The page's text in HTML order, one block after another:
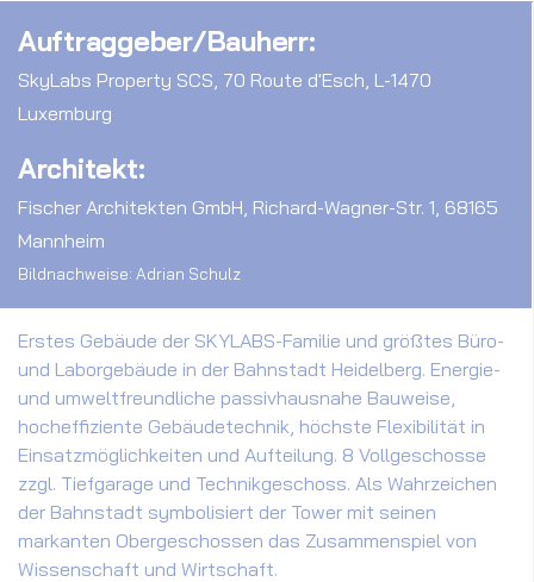
Auftraggeber/Bauherr:
SkyLabs Property SCS, 70 Route d'Esch, L-1470
Luxemburg
Architekt:
Fischer Architekten GmbH, Richard-Wagner-Str. 1, 68165
Mannheim
Bildnachweise: Adrian Schulz
Erstes Gebäude der SKYLABS-Familie und größtes Büro-
und Laborgebäude in der Bahnstadt Heidelberg. Energie-
und umweltfreundliche passivhausnahe Bauweise,
hocheffiziente Gebäudetechnik, höchste Flexibilität in
Einsatzmöglichkeiten und Aufteilung. 8 Vollgeschosse
zzgl. Tiefgarage und Technikgeschoss. Als Wahrzeichen
der Bahnstadt symbolisiert der Tower mit seinen
markanten Obergeschossen das Zusammenspiel von
Wissenschaft und Wirtschaft.